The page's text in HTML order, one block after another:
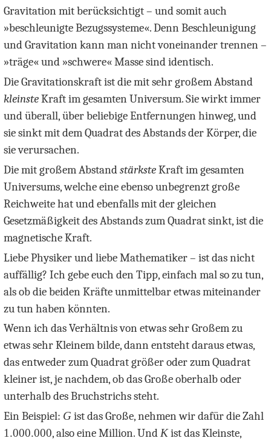
Gravitation mit berücksichtigt – und somit auch
»beschleunigte Bezugssysteme«. Denn Beschleunigung
und Gravitation kann man nicht voneinander trennen –
»träge« und »schwere« Masse sind identisch.
Die Gravitationskraft ist die mit sehr großem Abstand
kleinsteKraft im gesamten Universum. Sie wirkt immer
und überall, über beliebige Entfernungen hinweg, und
sie sinkt mit dem Quadrat des Abstands der Körper, die
sie verursachen.
Die mit großem AbstandstärksteKraft im gesamten
Universums, welche eine ebenso unbegrenzt große
Reichweite hat und ebenfalls mit der gleichen
Gesetzmäßigkeit des Abstands zum Quadrat sinkt, ist die
magnetische Kraft.
Liebe Physiker und liebe Mathematiker – ist das nicht
auffällig? Ich gebe euch den Tipp, einfach mal so zu tun,
als ob die beiden Kräfte unmittelbar etwas miteinander
zu tun haben könnten.
Wenn ich das Verhältnis von etwas sehr Großem zu
etwas sehr Kleinem bilde, dann entsteht daraus etwas,
das entweder zum Quadrat größer oder zum Quadrat
kleiner ist, je nachdem, ob das Große oberhalb oder
unterhalb des Bruchstrichs steht.
Ein Beispiel: Gist das Große, nehmen wir dafür die Zahl
1.000.000, also eine Million. Und Kist das Kleinste,